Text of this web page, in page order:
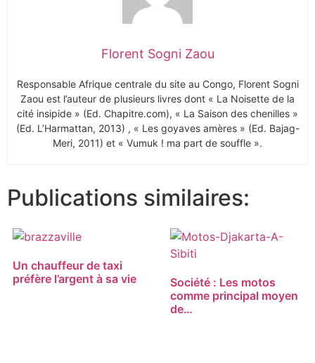
Florent Sogni Zaou
Responsable Afrique centrale du site au Congo, Florent Sogni
Zaou est l’auteur de plusieurs livres dont « La Noisette de la
cité insipide » (Ed. Chapitre.com), « La Saison des chenilles »
(Ed. L’Harmattan, 2013) , « Les goyaves amères » (Ed. Bajag-
Meri, 2011) et « Vumuk ! ma part de souffle ».
Publications similaires:
Un chauffeur de taxi
préfère l’argent à sa vie
Société : Les motos
comme principal moyen
de…